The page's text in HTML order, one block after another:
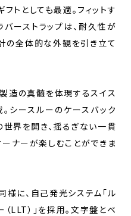
としても最適。フィットす
バーストラップは、耐久性が
の全体的な外観を引き立て
造の真髄を体現するスイス
シースルーのケースバック
世界を開き、揺るぎない一貫
ナーが楽しむことができま
様に、自己発光システム「ル
（LLT）」を採用。文字盤とベ